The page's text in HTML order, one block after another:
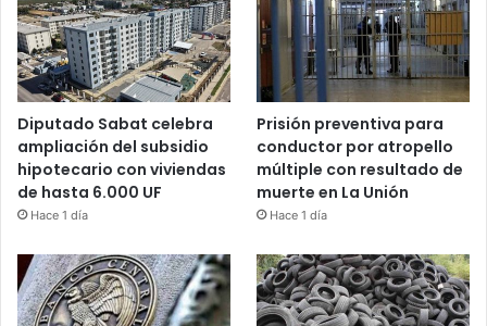
Diputado Sabat celebra
ampliación del subsidio
hipotecario con viviendas
de hasta 6.000 UF
Hace 1 día
Prisión preventiva para
conductor por atropello
múltiple con resultado de
muerte en La Unión
Hace 1 día